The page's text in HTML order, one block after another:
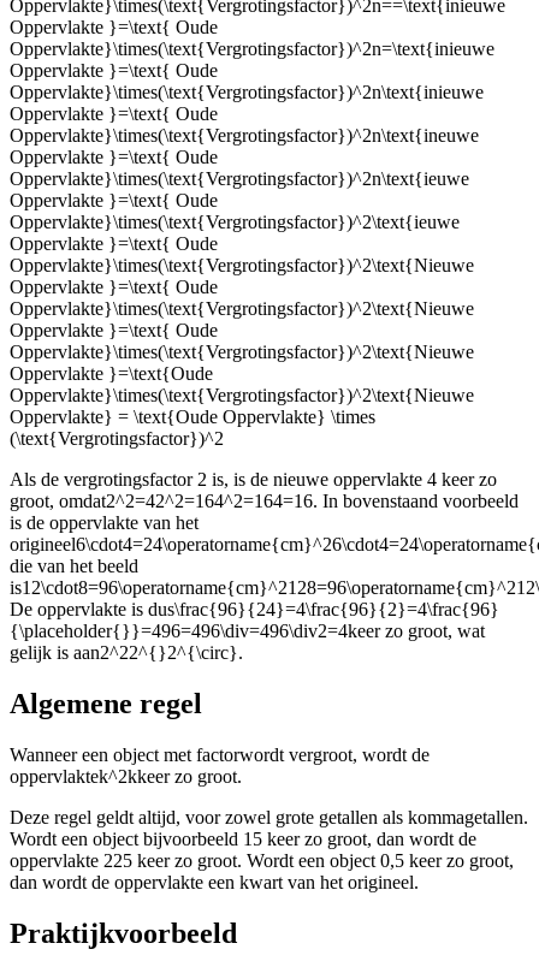
Oppervlakte}\times(\text{Vergrotingsfactor})^2n==\text{inieuwe
Oppervlakte }=\text{ Oude
Oppervlakte}\times(\text{Vergrotingsfactor})^2n=\text{inieuwe
Oppervlakte }=\text{ Oude
Oppervlakte}\times(\text{Vergrotingsfactor})^2n\text{inieuwe
Oppervlakte }=\text{ Oude
Oppervlakte}\times(\text{Vergrotingsfactor})^2n\text{ineuwe
Oppervlakte }=\text{ Oude
Oppervlakte}\times(\text{Vergrotingsfactor})^2n\text{ieuwe
Oppervlakte }=\text{ Oude
Oppervlakte}\times(\text{Vergrotingsfactor})^2\text{ieuwe
Oppervlakte }=\text{ Oude
Oppervlakte}\times(\text{Vergrotingsfactor})^2\text{Nieuwe
Oppervlakte }=\text{ Oude
Oppervlakte}\times(\text{Vergrotingsfactor})^2\text{Nieuwe
Oppervlakte }=\text{ Oude
Oppervlakte}\times(\text{Vergrotingsfactor})^2\text{Nieuwe
Oppervlakte }=\text{Oude
Oppervlakte}\times(\text{Vergrotingsfactor})^2\text{Nieuwe
Oppervlakte} = \text{Oude Oppervlakte} \times
(\text{Vergrotingsfactor})^2
Als de vergrotingsfactor 2 is, is de nieuwe oppervlakte 4 keer zo
groot, omdat2^2=42^2=164^2=164=16. In bovenstaand voorbeeld
is de oppervlakte van het
origineel
die van het beeld
is
De oppervlakte is dus\frac{96}{24}=4\frac{96}{2}=4\frac{96}
{\placeholder{}}=496=496\div=496\div2=4keer zo groot, wat
gelijk is aan2^22^{}2^{\circ}.
Algemene regel
Wanneer een object met factorwordt vergroot, wordt de
oppervlaktek^2kkeer zo groot.
Deze regel geldt altijd, voor zowel grote getallen als kommagetallen.
Wordt een object bijvoorbeeld 15 keer zo groot, dan wordt de
oppervlakte 225 keer zo groot. Wordt een object 0,5 keer zo groot,
dan wordt de oppervlakte een kwart van het origineel.
Praktijkvoorbeeld